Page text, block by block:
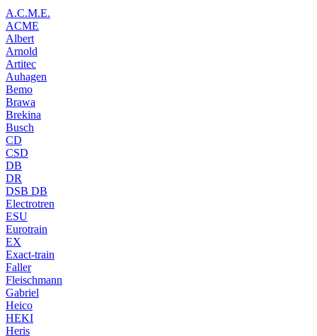
A.C.M.E.
ACME
Albert
Arnold
Artitec
Auhagen
Bemo
Brawa
Brekina
Busch
CD
CSD
DB
DR
DSB DB
Electrotren
ESU
Eurotrain
EX
Exact-train
Faller
Fleischmann
Gabriel
Heico
HEKI
Heris